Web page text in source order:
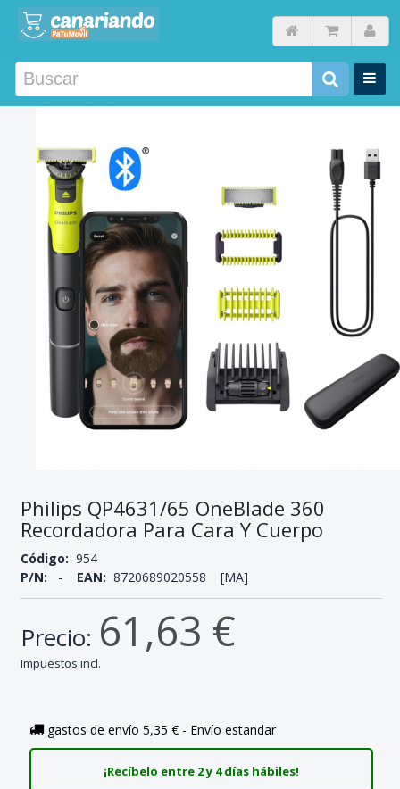
Philips QP4631/65 OneBlade 360
Recordadora Para Cara Y Cuerpo
Código: 954
P/N:
- EAN: 8720689020558 [MA]
Precio: 61,63 €
Impuestos incl.
gastos de envío 5,35 € - Envío estandar
¡Recíbelo entre 2 y 4 días hábiles!